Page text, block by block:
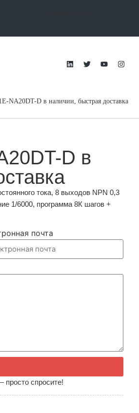
NA20DT-D в наличии, быстрая доставка
D в
тока, 8 выходов NPN 0,3
1/6000, программа 8К шагов +
почта
спросите!